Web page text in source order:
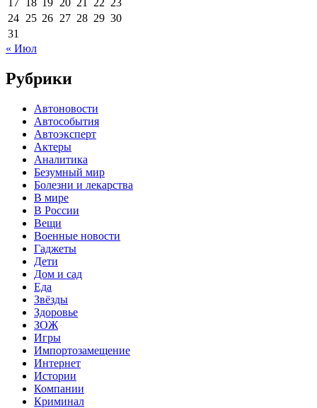
17 18 19 20 21 22 23
24 25 26 27 28 29 30
31
« Июл
Рубрики
Автоновости
Автособытия
Автоэксперт
Актеры
Аналитика
Безумный мир
Болезни и лекарства
В мире
В России
Вещи
Военные новости
Гаджеты
Дети
Дом и сад
Еда
Звёзды
Здоровье
ЗОЖ
Игры
Импортозамещение
Интернет
Истории
Компании
Криминал